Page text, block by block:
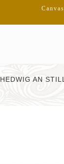
HEDWIG AN